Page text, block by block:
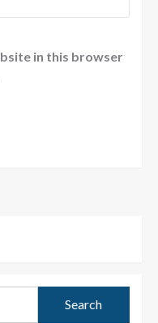
in this browser